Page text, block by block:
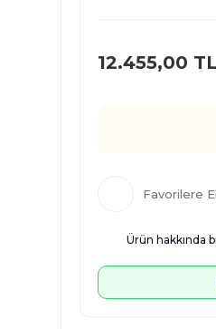
12.455,00
Ürün hakkında